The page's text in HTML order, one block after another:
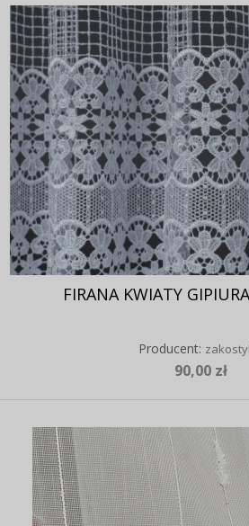
FIRANA KWIATY
Producent:
90,00 zł